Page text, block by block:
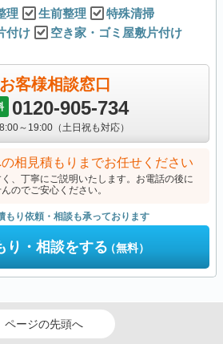
理 生前整理
特殊清掃
付け
空き家・ゴミ屋敷片付け
お客様相談窓口
0120-905-734
～19:00（土日祝も対応）
相見積もりまでお任せください
、丁寧にご説明いたします。お電話の後に
のでご安心ください。
もり依頼・相談も承っております
り・相談をする（無料）
ページの先頭へ